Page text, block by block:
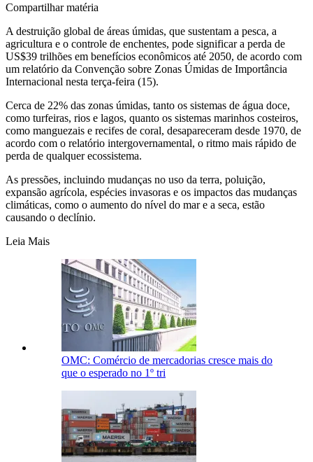
Compartilhar matéria
A destruição global de áreas úmidas, que sustentam a pesca, a
agricultura e o controle de enchentes, pode significar a perda de
US$39 trilhões em benefícios econômicos até 2050, de acordo com
um relatório da Convenção sobre Zonas Úmidas de Importância
Internacional nesta terça-feira (15).
Cerca de 22% das zonas úmidas, tanto os sistemas de água doce,
como turfeiras, rios e lagos, quanto os sistemas marinhos costeiros,
como manguezais e recifes de coral, desapareceram desde 1970, de
acordo com o relatório intergovernamental, o ritmo mais rápido de
perda de qualquer ecossistema.
As pressões, incluindo mudanças no uso da terra, poluição,
expansão agrícola, espécies invasoras e os impactos das mudanças
climáticas, como o aumento do nível do mar e a seca, estão
causando o declínio.
Leia Mais
OMC: Comércio de mercadorias cresce mais do
que o esperado no 1º tri